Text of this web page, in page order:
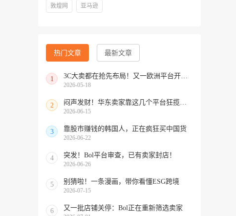
敦煌网 亚马逊
热门文章 最新文章
1 3C大卖都在抢先布局！又一欧洲平台开放中国招商
2026-05-18
2 闷声发财！华东卖家靠这几个平台狂揽北美订单，华南机会来了！
2026-06-15
3 靠股市赚钱的韩国人，正在疯狂买中国货
2026-06-22
4 突发！Bol平台审查，已有卖家封店！
2026-06-26
5 别猜啦！一条漫画，带你看懂ESG跨境
2026-07-15
6 又一批店铺关停：Bol正在重新筛选卖家